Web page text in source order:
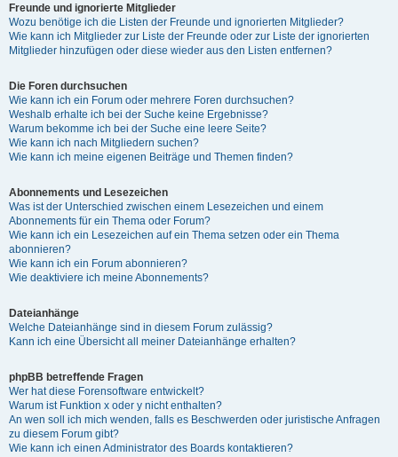
Freunde und ignorierte Mitglieder
Wozu benötige ich die Listen der Freunde und ignorierten Mitglieder?
Wie kann ich Mitglieder zur Liste der Freunde oder zur Liste der ignorierten
Mitglieder hinzufügen oder diese wieder aus den Listen entfernen?
Die Foren durchsuchen
Wie kann ich ein Forum oder mehrere Foren durchsuchen?
Weshalb erhalte ich bei der Suche keine Ergebnisse?
Warum bekomme ich bei der Suche eine leere Seite?
Wie kann ich nach Mitgliedern suchen?
Wie kann ich meine eigenen Beiträge und Themen finden?
Abonnements und Lesezeichen
Was ist der Unterschied zwischen einem Lesezeichen und einem
Abonnements für ein Thema oder Forum?
Wie kann ich ein Lesezeichen auf ein Thema setzen oder ein Thema
abonnieren?
Wie kann ich ein Forum abonnieren?
Wie deaktiviere ich meine Abonnements?
Dateianhänge
Welche Dateianhänge sind in diesem Forum zulässig?
Kann ich eine Übersicht all meiner Dateianhänge erhalten?
phpBB betreffende Fragen
Wer hat diese Forensoftware entwickelt?
Warum ist Funktion x oder y nicht enthalten?
An wen soll ich mich wenden, falls es Beschwerden oder juristische Anfragen
zu diesem Forum gibt?
Wie kann ich einen Administrator des Boards kontaktieren?